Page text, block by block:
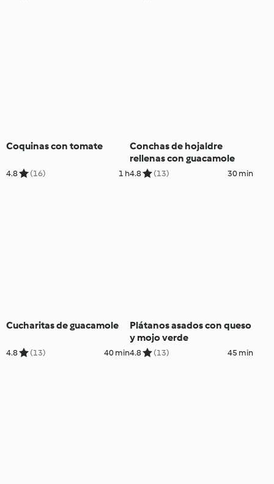
Coquinas con tomate
4.8 (16) 1 h
Conchas de hojaldre
rellenas con guacamole
4.8 (13) 30 min
Cucharitas de guacamole
4.8 (13) 40 min
Plátanos asados con queso
y mojo verde
4.8 (13) 45 min